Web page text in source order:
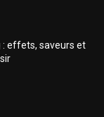
: effets, saveurs et